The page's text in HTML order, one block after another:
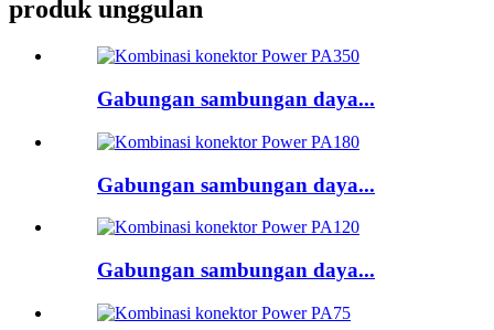
produk unggulan
Gabungan sambungan daya...
Gabungan sambungan daya...
Gabungan sambungan daya...